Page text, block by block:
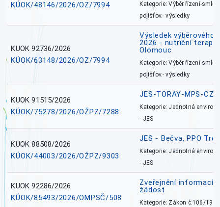
KÚOK/48146/2026/OZ/7994
Kategorie: Výběr.řízení-
pojišťov.- výsledky
KUOK 92736/2026
KÚOK/63148/2026/OZ/7994
Výsledek výběrového
2026 - nutriční
Olomouc
Kategorie: Výběr.řízení-
pojišťov.- výsledky
KUOK 91515/2026
KÚOK/75278/2026/OŽPZ/7288
JES-TORAY-MPS-CZ
Kategorie: Jednotná
- JES
KUOK 88508/2026
KÚOK/44003/2026/OŽPZ/9303
JES - Bečva, PPO
Kategorie: Jednotná
- JES
KUOK 92286/2026
KÚOK/85493/2026/OMPSČ/508
Zveřejnění informací
žádost
Kategorie: Zákon č.106/1999